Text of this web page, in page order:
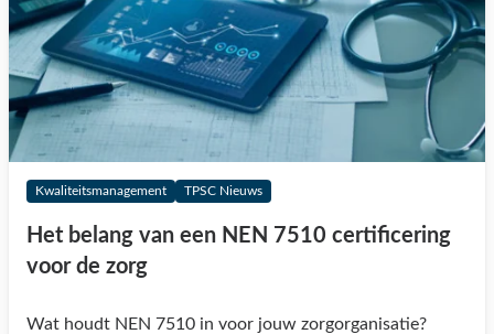
Kwaliteitsmanagement TPSC Nieuws
Het belang van een NEN 7510 certificering
voor de zorg
Wat houdt NEN 7510 in voor jouw zorgorganisatie?